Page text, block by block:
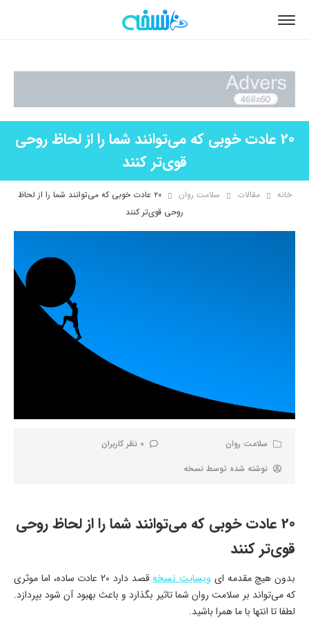
20 عادت خوبی که می‌توانند شما را از لحاظ روحی
قوی‌تر کنند
خانه مقالات سلامت روان
۲۰ عادت خوبی که می‌توانند شما را از لحاظ
روحی قوی‌تر کنند
سلامت روان
0 نظر کاربران
نوشته شده توسط نسخه
20 عادت خوبی که می‌توانند شما را از لحاظ روحی
قوی‌تر کنند
‌بدون هیچ مقدمه ای وبسایت نسخه
قصد دارد 20 عادت ساده، اما موثری
که می‌تواند بر سلامت روان شما تاثیر بگذارد و باعث بهبود آن شود بپردازد.
لطفا تا انتها با ما همرا باشید.